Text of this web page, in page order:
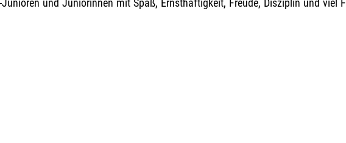
und Juniorinnen mit Spaß, Ernsthaftigkeit, Freude, Disziplin und viel